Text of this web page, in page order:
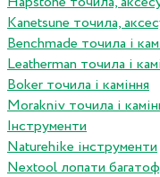
Kanetsune точила,
Benchmade точила і
Leatherman точила і
Boker точила і каміння
Morakniv точила і
Інструменти
Naturehike інструменти
Nextool лопати